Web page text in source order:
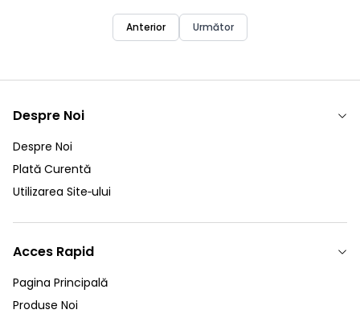
Anterior Următor
Despre Noi
Despre Noi
Plată Curentă
Utilizarea Site‑ului
Acces Rapid
Pagina Principală
Produse Noi